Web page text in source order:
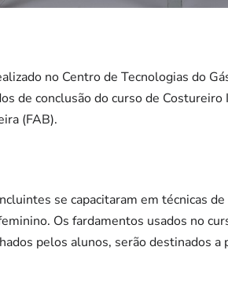
no Centro de Tecnologias do
de conclusão do curso de
(FAB).
se capacitaram em técnicas
Os fardamentos usados no
pelos alunos, serão destinados